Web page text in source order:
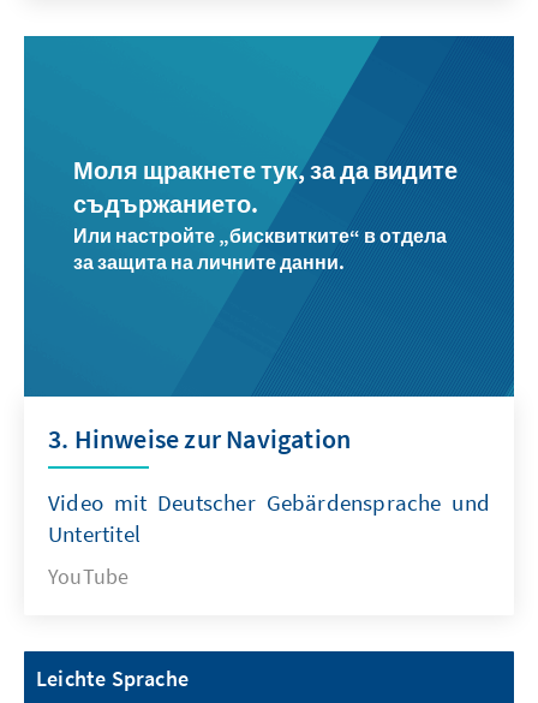
Моля щракнете тук, за да видите
съдържанието.
Или настройте „бисквитките“ в отдела
за защита на личните данни.
3. Hinweise zur Navigation
Video mit Deutscher Gebärdensprache und
Untertitel
YouTube
Leichte Sprache